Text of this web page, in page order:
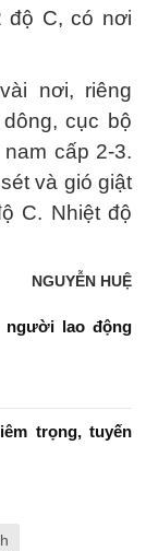
độ C, có nơi
nơi, riêng
cục bộ
cấp 2-3.
và gió giật
C. Nhiệt độ
NGUYỄN HUỆ
người lao động
trọng, tuyến